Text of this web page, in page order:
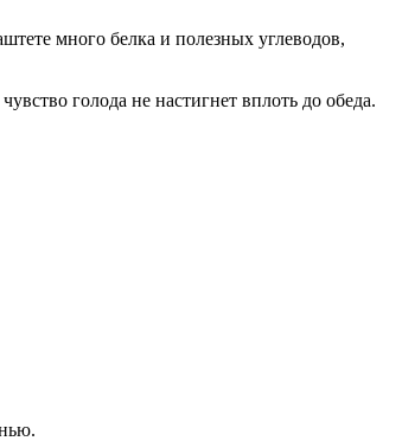
много белка и полезных углеводов,
голода не настигнет вплоть до обеда.